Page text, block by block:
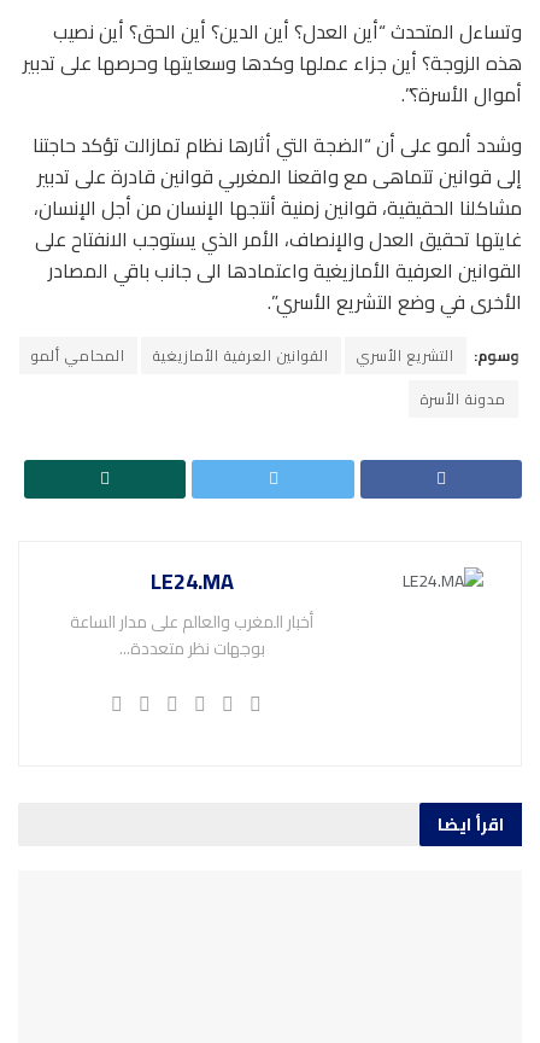
وتساءل المتحدث “أين العدل؟ أين الدين؟ أين الحق؟ أين نصيب
هذه الزوجة؟ أين جزاء عملها وكدها وسعايتها وحرصها على تدبير
أموال الأسرة؟”.
وشدد ألمو على أن “الضجة التي أثارها نظام تمازالت تؤكد حاجتنا
إلى قوانين تتماهى مع واقعنا المغربي قوانين قادرة على تدبير
مشاكلنا الحقيقية، قوانين زمنية أنتجها الإنسان من أجل الإنسان،
غايتها تحقيق العدل والإنصاف، الأمر الذي يستوجب الانفتاح على
القوانين العرفية الأمازيغية واعتمادها الى جانب باقي المصادر
الأخرى في وضع التشريع الأسري”.
وسوم: التشريع الأسري القوانين العرفية الأمازيغية
المحامي ألمو
مدونة الأسرة
LE24.MA
أخبار المغرب والعالم على مدار الساعة
بوجهات نظر متعددة...
اقرأ ايضا